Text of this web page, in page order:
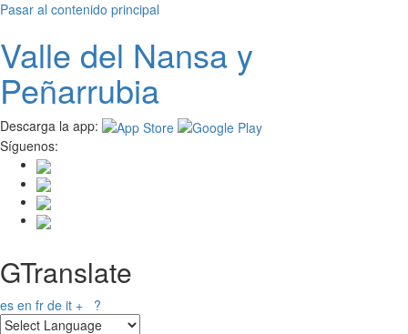
Pasar al contenido principal
Valle del Nansay
Peñarrubia
Descarga la app:
Síguenos:
GTranslate
es en fr de it + ?